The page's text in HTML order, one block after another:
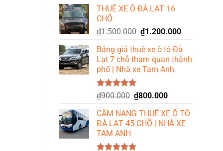
5 sao
là:
₫1.800.000.
THUÊ XE Ô ĐÀ LẠT 16
CHỖ
₫1.500.000 Giá
là:
₫1.500.000.
₫1.200.000Giá
tại
là:
Bảng giá thuê xe ô tô Đà
Lạt 7 chỗ tham quan thành
phố | Nhà xe Tam Anh
Được xếp
hạng
5 sao
₫900.000 Giá
là:
₫900.000.
₫800.000Giá
tại
là:
CẨM NANG THUÊ XE Ô TÔ
ĐÀ LẠT 45 CHỖ | NHÀ XE
TAM ANH